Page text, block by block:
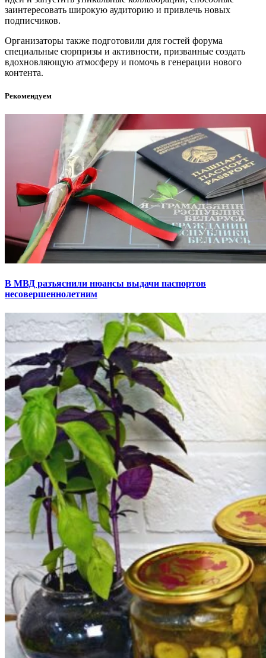
заинтересовать широкую аудиторию и привлечь новых
подписчиков.
Организаторы также подготовили для гостей форума
специальные сюрпризы и активности, призванные создать
вдохновляющую атмосферу и помочь в генерации нового
контента.
Рекомендуем
В МВД разъяснили нюансы выдачи паспортов
несовершеннолетним